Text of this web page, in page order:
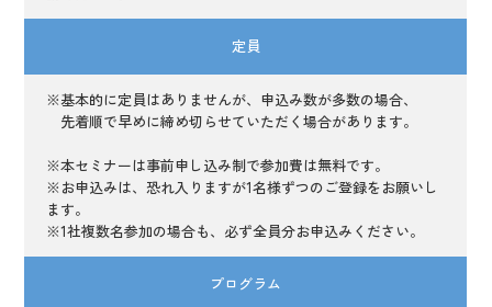
定員
※基本的に定員はありませんが、申込み数が多数の場合、
先着順で早めに締め切らせていただく場合があります。
※本セミナーは事前申し込み制で参加費は無料です。
※お申込みは、恐れ入りますが1名様ずつのご登録をお願いし
ます。
※1社複数名参加の場合も、必ず全員分お申込みください。
プログラム